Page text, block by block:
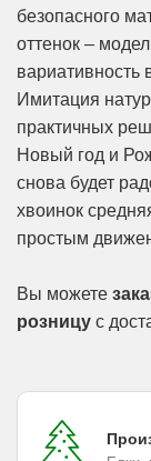
безопасного
оттенок –
вариативность
Имитация
практичных
Новый год и
снова будет
хвоинок
простым
Вы можете
розницу с